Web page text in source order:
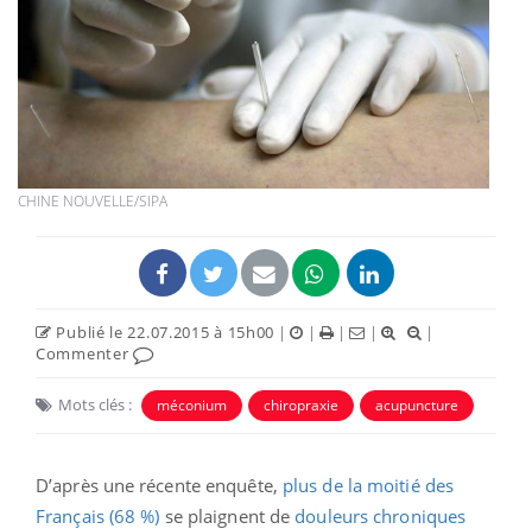
CHINE NOUVELLE/SIPA
Publié le 22.07.2015 à 15h00 | | | |
|
Commenter
Mots clés : méconium chiropraxie acupuncture
D’après une récente enquête, plus de la moitié des
Français (68 %) se plaignent de douleurs chroniques